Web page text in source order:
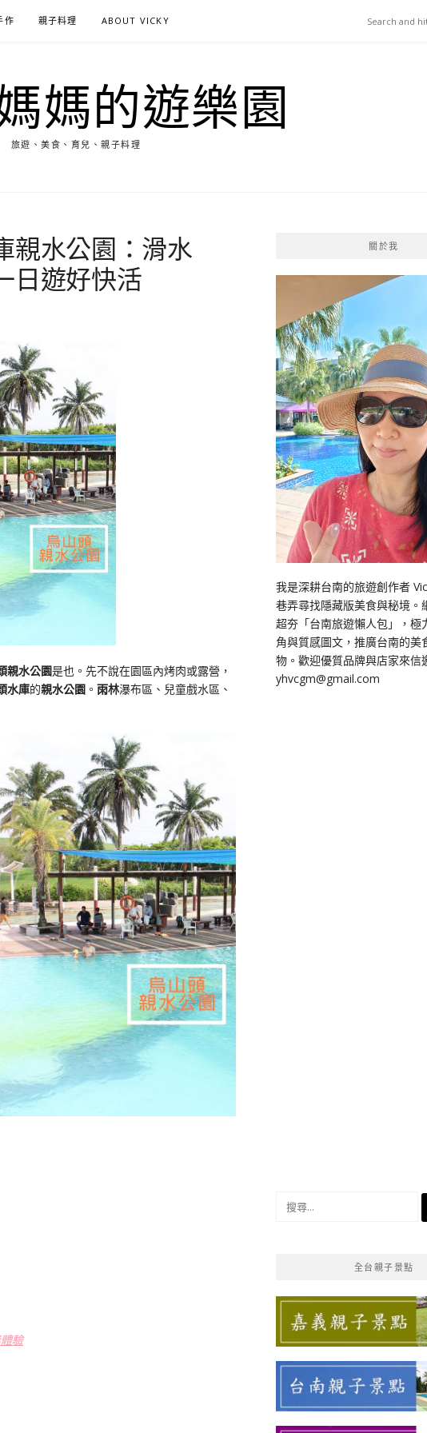
作 親子料理 ABOUT VICKY
媽的遊樂園
旅遊、美食、育兒、親子料理
親水公園：滑水
日遊好快活
親水公園是也。先不說在園區內烤肉或露營，
水庫的親水公園 。 雨林瀑布區、兒童戲水區、
驗
關於我
我是深耕台南的旅遊創作者
巷弄尋找隱藏版美食與秘境。
超夯「台南旅遊懶人包」，極
角與質感圖文，推廣台南的美
物。歡迎優質品牌與店家來信
yhvcgm@gmail.com
全台親子景點